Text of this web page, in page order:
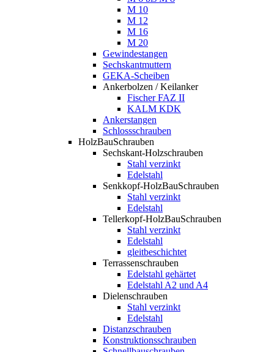
M 10
M 12
M 16
M 20
Gewindestangen
Sechskantmuttern
GEKA-Scheiben
Ankerbolzen / Keilanker
Fischer FAZ II
KALM KDK
Ankerstangen
Schlossschrauben
HolzBauSchrauben
Sechskant-Holzschrauben
Stahl verzinkt
Edelstahl
Senkkopf-HolzBauSchrauben
Stahl verzinkt
Edelstahl
Tellerkopf-HolzBauSchrauben
Stahl verzinkt
Edelstahl
gleitbeschichtet
Terrassenschrauben
Edelstahl gehärtet
Edelstahl A2 und A4
Dielenschrauben
Stahl verzinkt
Edelstahl
Distanzschrauben
Konstruktionsschrauben